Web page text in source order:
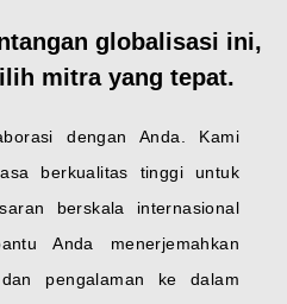
globalisasi ini,
mitra yang tepat.
dengan Anda. Kami
berkualitas tinggi untuk
berskala internasional
Anda menerjemahkan
pengalaman ke dalam